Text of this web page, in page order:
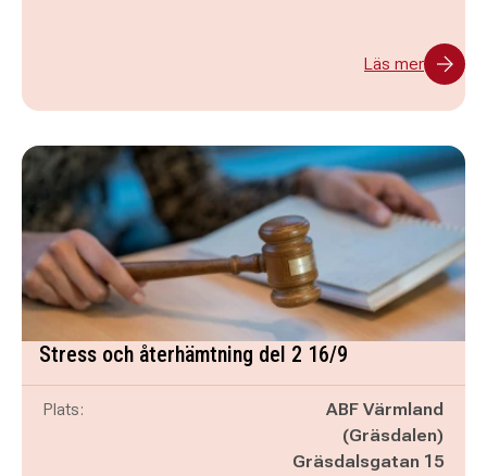
Läs mer
Stress och återhämtning del 2 16/9
Plats:
ABF Värmland
(Gräsdalen)
Gräsdalsgatan 15